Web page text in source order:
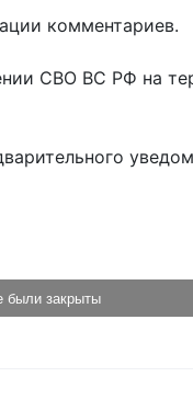
комментариев.
СВО ВС РФ на
были закрыты